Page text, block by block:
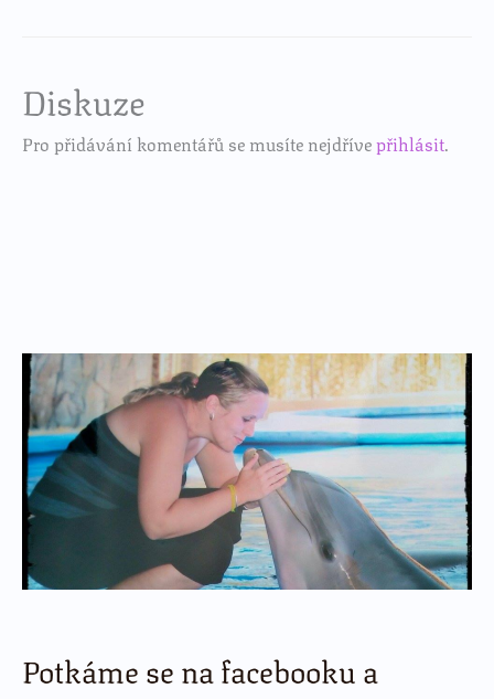
Diskuze
Pro přidávání komentářů se musíte nejdřívepřihlásit.
Potkáme se na facebooku a